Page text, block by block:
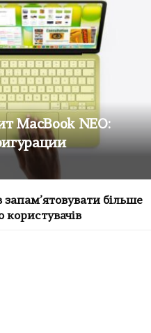
MacBook NEO:
запам’ятовувати більше
користувачів